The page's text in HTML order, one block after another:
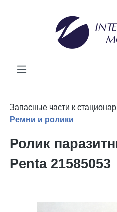
Запасные части к
Ремни и ролики
Ролик
Penta 21585053